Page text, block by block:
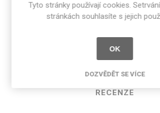
Sdílet:
RECENZE
Tyto stránky používají cookies.
stránkách souhlasíte s jejich
OK
DOZVĚDĚT SE VÍCE